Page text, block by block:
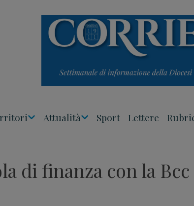
Attualità Sport Lettere
di finanza con la Bcc